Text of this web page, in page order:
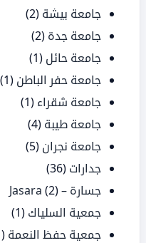
جامعة بيشة (2)
جامعة جدة (2)
جامعة حائل (1)
جامعة حفر الباطن (1)
جامعة شقراء (1)
جامعة طيبة (4)
جامعة نجران (5)
جدارات (36)
جسارة – Jasara(2)
جمعية السلياك (1)
جمعية حفظ النعمة (1)